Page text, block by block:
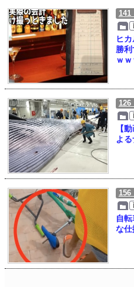
141
ヒ
勝
ｗｗ
126
【
よる
156
自
な仕